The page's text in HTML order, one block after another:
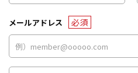
メールアドレス 必須